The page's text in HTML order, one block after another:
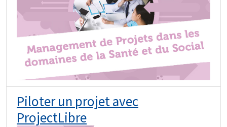
Piloter un projet avec
ProjectLibre